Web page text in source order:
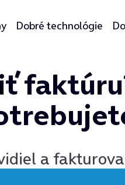
Dobré technológie
a